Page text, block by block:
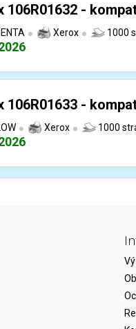
106R01632 -
Xerox 1000
106R01633 -
Xerox 1000